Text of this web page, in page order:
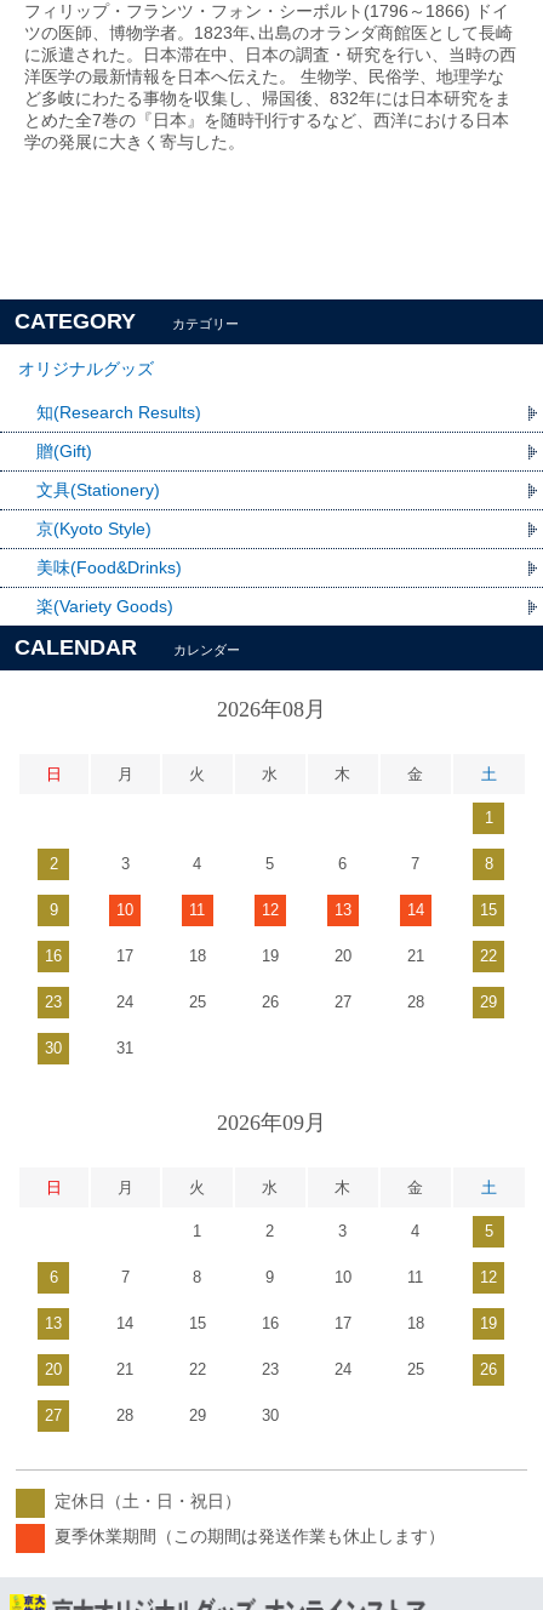
フィリップ・フランツ・フォン・シーボルト(1796～1866) ドイ
ツの医師、博物学者。1823年､出島のオランダ商館医として長崎
に派遣された。日本滞在中、日本の調査・研究を行い、当時の西
洋医学の最新情報を日本へ伝えた。 生物学、民俗学、地理学な
ど多岐にわたる事物を収集し、帰国後、832年には日本研究をま
とめた全7巻の『日本』を随時刊行するなど、西洋における日本
学の発展に大きく寄与した。
CATEGORY カテゴリー
オリジナルグッズ
知(Research Results)
贈(Gift)
文具(Stationery)
京(Kyoto Style)
美味(Food&Drinks)
楽(Variety Goods)
CALENDAR カレンダー
2026年08月
日 月 火 水 木 金 土
1
2 3 4 5 6 7 8
9 10 11 12 13 14 15
16 17 18 19 20 21 22
23 24 25 26 27 28 29
30 31
2026年09月
日 月 火 水 木 金 土
1 2 3 4 5
6 7 8 9 10 11 12
13 14 15 16 17 18 19
20 21 22 23 24 25 26
27 28 29 30
定休日（土・日・祝日）
夏季休業期間（この期間は発送作業も休止します）